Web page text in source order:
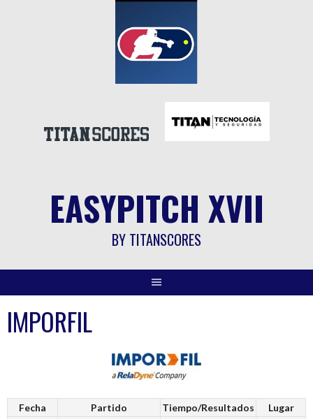
EASYPITCH XVII
BY TITANSCORES
IMPORFIL
Fecha Partido Tiempo/Resultados
Lugar